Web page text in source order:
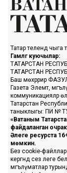
Татар телендә чыга
Гамәлгә куючылар:
ТАТАРСТАН
ТАТАРСТАН
Баш мөхәррир
Газета Элемтә,
коммуникацияләр
Татарстан
таныклыгы: ПИ №
«Ватаным
файдаланган
Әлеге ресурста
мөмкин.
Без cookie-
кергәндә сез әлеге
мәгълүматлар